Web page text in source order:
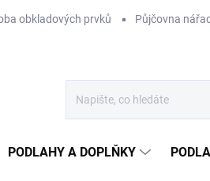
obkladových prvků Půjčovna
PODLAHY A DOPLŇKY